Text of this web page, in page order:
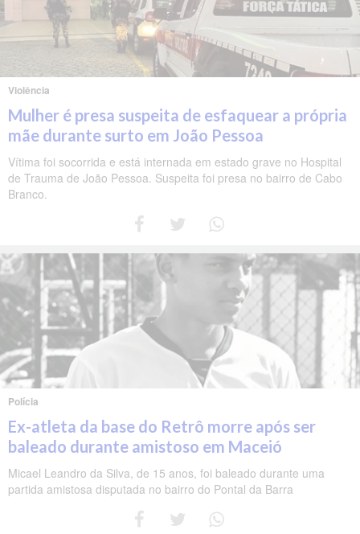
Violência
Mulher é presa suspeita de esfaquear a própria
mãe durante surto em João Pessoa
Vítima foi socorrida e está internada em estado grave no Hospital
de Trauma de João Pessoa. Suspeita foi presa no bairro de Cabo
Branco.
Polícia
Ex-atleta da base do Retrô morre após ser
baleado durante amistoso em Maceió
Micael Leandro da Silva, de 15 anos, foi baleado durante uma
partida amistosa disputada no bairro do Pontal da Barra